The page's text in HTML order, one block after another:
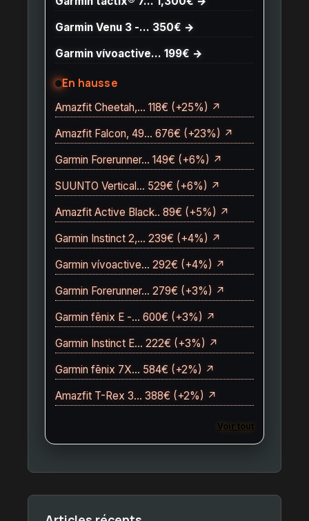
Garmin Venu 3 -… 350€ →
Garmin vívoactive… 199€ →
En hausse
Amazfit Cheetah,… 118€ (+25%) ↗
Amazfit Falcon, 49… 676€ (+23%) ↗
Garmin Forerunner… 149€ (+6%) ↗
SUUNTO Vertical… 529€ (+6%) ↗
Amazfit Active Black.. 89€ (+5%) ↗
Garmin Instinct 2,… 239€ (+4%) ↗
Garmin vívoactive… 292€ (+4%) ↗
Garmin Forerunner… 279€ (+3%) ↗
Garmin fēnix E -… 600€ (+3%) ↗
Garmin Instinct E… 222€ (+3%) ↗
Garmin fēnix 7X… 584€ (+2%) ↗
Amazfit T-Rex 3… 388€ (+2%) ↗
Voir tout